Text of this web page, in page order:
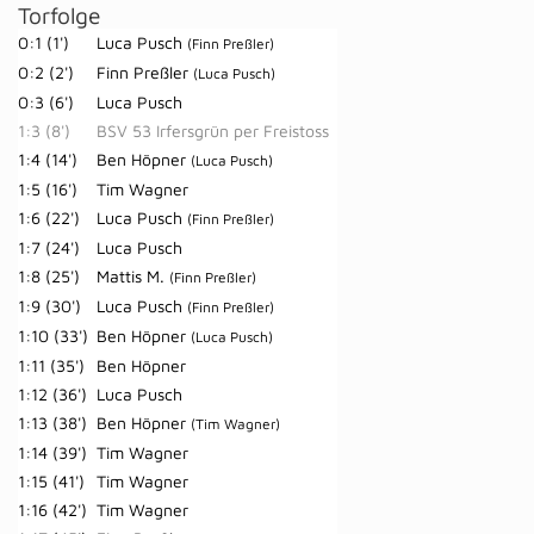
Torfolge
0:1 (1') Luca Pusch (Finn Preßler)
0:2 (2') Finn Preßler (Luca Pusch)
0:3 (6')
Luca Pusch
1:3 (8')
BSV 53 Irfersgrün per Freistoss
1:4 (14')
Ben Höpner (Luca Pusch)
1:5 (16')
Tim Wagner
1:6 (22')
Luca Pusch (Finn Preßler)
1:7 (24')
Luca Pusch
1:8 (25')
Mattis M. (Finn Preßler)
1:9 (30') Luca Pusch (Finn Preßler)
1:10 (33') Ben Höpner (Luca Pusch)
1:11 (35')
Ben Höpner
1:12 (36') Luca Pusch
1:13 (38') Ben Höpner (Tim Wagner)
1:14 (39') Tim Wagner
1:15 (41')
Tim Wagner
1:16 (42') Tim Wagner